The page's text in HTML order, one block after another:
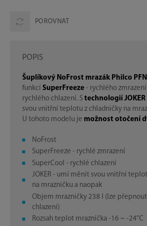
POROVNAT
POPIS
Šuplíkový NoFrost mrazák Philco PFN
funkcí SuperFreeze - rychlého zmrazení
rychlého chlazení. S technologií JOKER
svou vnitřní teplotu z chladničky na
U tohoto modelu je možnost otočení
NoFrost
SuperFreeze - rychlé zmrazení
SuperCool - rychlé chlazení
JOKER - umí měnit svou vnitřní
na mrazničku a naopak
Objem mrazničky 238 l (lze
chlazení)
Rozsah teplot mraznička -16 ~ -24°C